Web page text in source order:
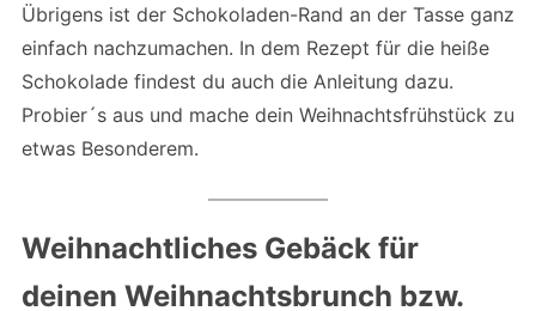
Übrigens ist der Schokoladen-Rand an der Tasse ganz
einfach nachzumachen. In dem Rezept für die heiße
Schokolade findest du auch die Anleitung dazu.
Probier´s aus und mache dein Weihnachtsfrühstück zu
etwas Besonderem.
Weihnachtliches Gebäck für
deinen Weihnachtsbrunch bzw.